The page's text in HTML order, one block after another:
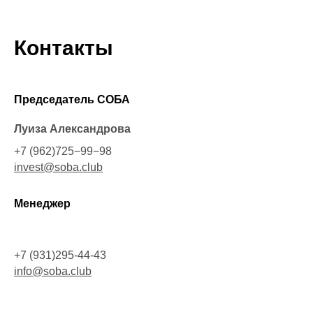
Контакты
Председатель СОБА
Луиза Александрова
+7 (962)725−99−98
invest@soba.club
Менеджер
+7 (931)295-44-43
info@soba.club